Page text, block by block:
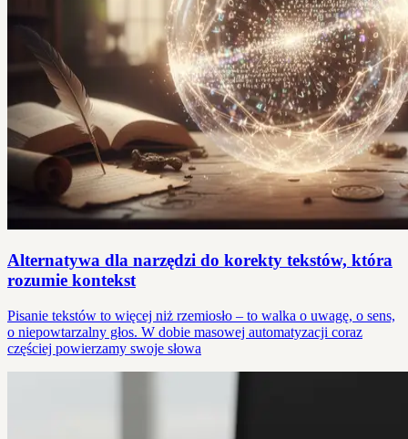
Alternatywa dla narzędzi do korekty tekstów, która
rozumie kontekst
Pisanie tekstów to więcej niż rzemiosło – to walka o uwagę, o sens,
o niepowtarzalny głos. W dobie masowej automatyzacji coraz
częściej powierzamy swoje słowa